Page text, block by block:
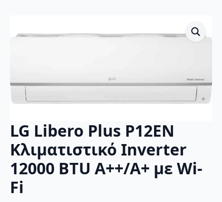
LG Libero Plus P12EN
Κλιματιστικό Inverter
12000 BTU A++/A+ με Wi-
Fi